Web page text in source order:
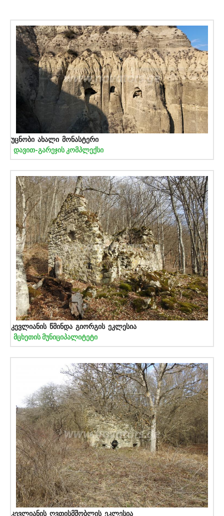
უცნობი ახალი მონასტერი
დავით-გარეჯის კომპლექსი
კევლიანის წმინდა გიორგის ეკლესია
მცხეთის მუნიციპალიტეტი
კევლიანის ღვთისმშობლის ეკლესია